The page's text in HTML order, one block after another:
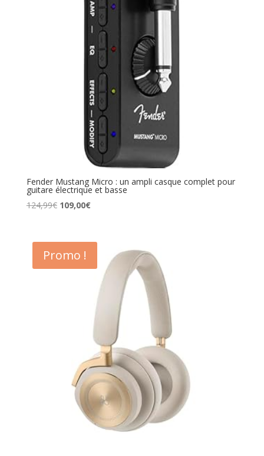
Fender Mustang Micro : un ampli casque complet pour
guitare électrique et basse
124,99€ Le
était :
124,99€.
109,00€Le
est :
109,00€.
Promo !